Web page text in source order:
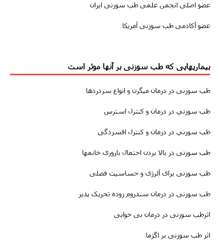
مترجم و مولف کتابهای راهنمای پزشکی خانواده
عضو اصلی انجمن علمی طب سوزنی ایران
بیماریهایی که طب سوزنی بر آنها موثر است
طب سوزنى در درمان میگرنو انواع سردردها
طب سوزني در درمان و کنترل استرس
طب سوزني در درمان و کنترل افسردگی
طب سوزنى در بالا بردن احتمال باروری خانمها
طب سوزنی برای آلرژی و حساسیت فصلی
طب سوزنى در درمان سندروم روده تحریک پذیر
اثرطب سوزنى در درمان